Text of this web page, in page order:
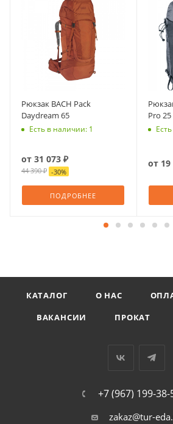
Рюкзак BACH Pack
Daydream 65
Есть в наличии: 1
от 31 073 ₽
44 390 ₽ -30%
ПОДРОБНЕЕ
Pro 25
от 19
КАТАЛОГ О НАС
ВАКАНСИИ
ПРОКАТ
+7 (967) 199-38-
zakaz@tur-